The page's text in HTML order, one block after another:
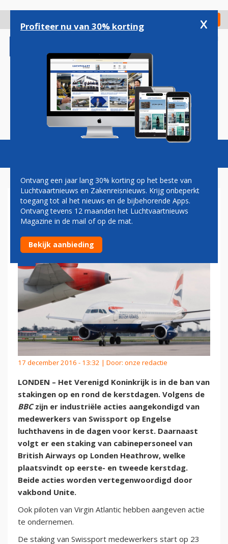
gaan
Check in
Magazine Podcasts Vacatures
VK IN BAN VAN STAKINGEN
ROND KERST
17 december 2016 - 13:32 | Door: onze redactie
LONDEN – Het Verenigd Koninkrijk is in de ban van
stakingen op en rond de kerstdagen. Volgens de
BBCzijn er industriële acties aangekondigd van
medewerkers van Swissport op Engelse
luchthavens in de dagen voor kerst. Daarnaast
volgt er een staking van cabinepersoneel van
British Airways op Londen Heathrow, welke
plaatsvindt op eerste- en tweede kerstdag.
Beide acties worden vertegenwoordigd door
vakbond Unite.
Ook piloten van Virgin Atlantic hebben aangeven actie
te ondernemen.
De staking van Swissport medewerkers start op 23
Profiteer nu van 30% korting x
Ontvang een jaar lang 30% korting op het beste van
Luchtvaartnieuws en Zakenreisnieuws. Krijg onbeperkt
toegang tot al het nieuws en de bijbehorende Apps.
Ontvang tevens 12 maanden het Luchtvaartnieuws
Magazine in de mail of op de mat.
Bekijk aanbieding